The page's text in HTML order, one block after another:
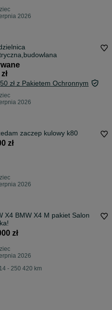
2026
zł z Pakietem Ochronnym
2026
zaczep kulowy k80
zł
2026
X4 BMW X4 M pakiet Salon
zł
2026
- 250 420 km